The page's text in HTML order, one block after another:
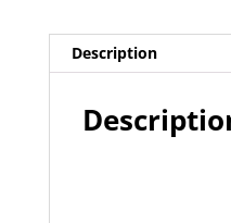
Description